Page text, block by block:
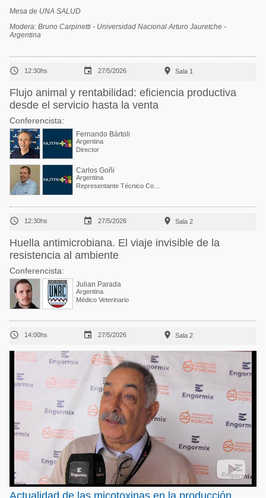
Mesa de UNA SALUD
Modera: Bruno Carpinetti - Universidad Nacional Arturo Jauretche -
Argentina
 12:30hs  27/5/2026  Sala 1
Flujo animal y rentabilidad: eficiencia productiva
desde el servicio hasta la venta
Conferencista:
Fernando Bártoli
Argentina
Director
Carlos Goñi
Argentina
 12:30hs  27/5/2026  Sala 2
Huella antimicrobiana. El viaje invisible de la
resistencia al ambiente
Conferencista:
Julian Parada
Argentina
Médico Veterinario
 14:00hs  27/5/2026  Sala 2
Actualidad de las micotoxinas en la producción